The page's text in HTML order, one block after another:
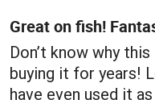
Great on fish!
Don’t know why
buying it for years!
have even used it